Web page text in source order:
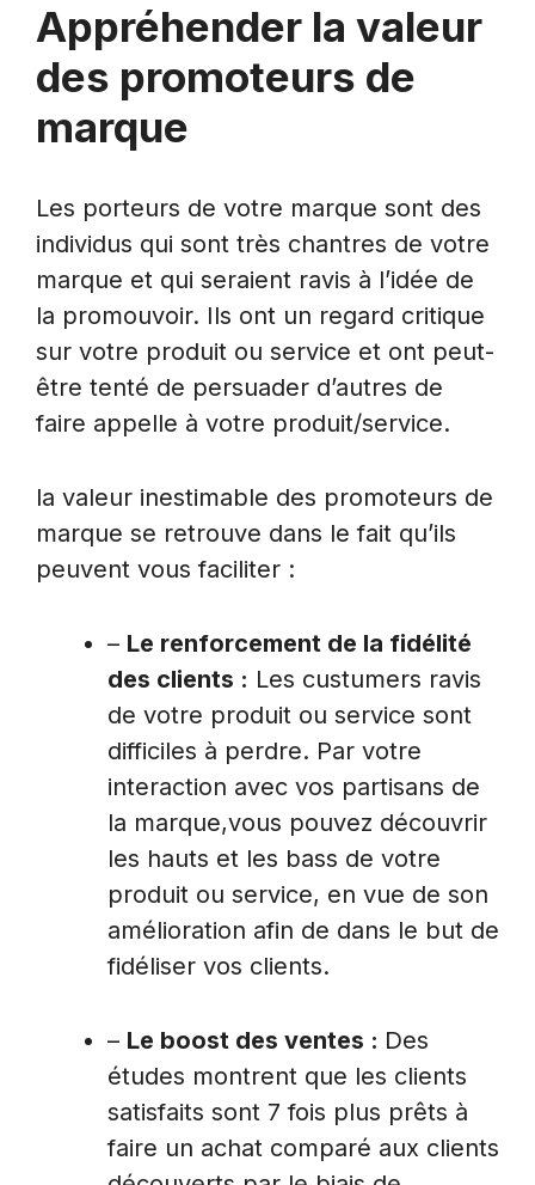
Appréhender la valeur
des promoteurs de
marque
Les porteurs de votre marque sont des
individus qui sont très chantres de votre
marque et qui seraient ravis à l’idée de
la promouvoir. Ils ont un regard critique
sur votre produit ou service et ont peut-
être tenté de persuader d’autres de
faire appelle à votre produit/service.
la valeur inestimable des promoteurs de
marque se retrouve dans le fait qu’ils
peuvent vous faciliter :
– Le renforcement de la fidélité
des clients : Les custumers ravis
de votre produit ou service sont
difficiles à perdre. Par votre
interaction avec vos partisans de
la marque,vous pouvez découvrir
les hauts et les bass de votre
produit ou service, en vue de son
amélioration afin de dans le but de
fidéliser vos clients.
– Le boost des ventes : Des
études montrent que les clients
satisfaits sont 7 fois plus prêts à
faire un achat comparé aux clients